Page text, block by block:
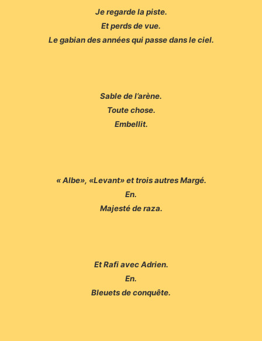
Je regarde la piste.
Et perds de vue.
Le gabian des années qui passe dans le ciel.
Sable de l’arène.
Toute chose.
Embellit.
« Albe», «Levant» et trois autres Margé.
En.
Majesté de raza.
Et Rafi avec Adrien.
En.
Bleuets de conquête.